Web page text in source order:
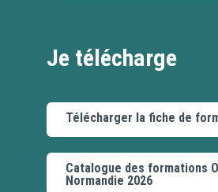
Je télécharge
Télécharger la fiche de
Catalogue des formations
Normandie 2026